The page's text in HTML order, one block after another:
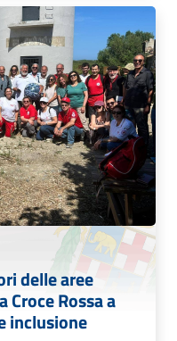
delle aree
Rossa a
inclusione